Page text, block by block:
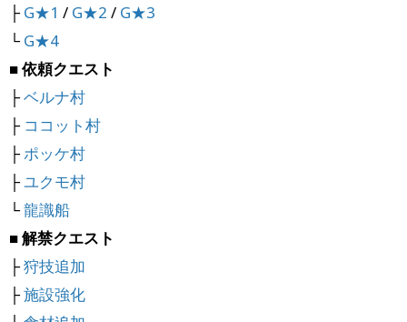
├G★1 / G★2 / G★3
└G★4
■ 依頼クエスト
├ベルナ村
├ ココット村
├ポッケ村
├ユクモ村
└龍識船
■ 解禁クエスト
├狩技追加
├施設強化